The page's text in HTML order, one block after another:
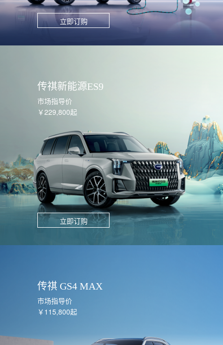
立即订购
传祺新能源ES9
市场指导价
￥229,800起
立即订购
传祺 GS4 MAX
市场指导价
￥115,800起